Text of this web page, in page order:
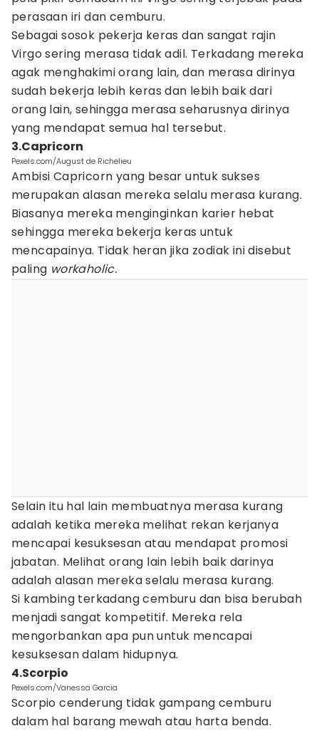
perasaan iri dan cemburu.
Sebagai sosok pekerja keras dan sangat rajin
Virgo sering merasa tidak adil. Terkadang mereka
agak menghakimi orang lain, dan merasa dirinya
sudah bekerja lebih keras dan lebih baik dari
orang lain, sehingga merasa seharusnya dirinya
yang mendapat semua hal tersebut.
3.Capricorn
Pexels.com/August de Richelieu
Ambisi Capricorn yang besar untuk sukses
merupakan alasan mereka selalu merasa kurang.
Biasanya mereka menginginkan karier hebat
sehingga mereka bekerja keras untuk
mencapainya. Tidak heran jika zodiak ini disebut
paling workaholic.
Selain itu hal lain membuatnya merasa kurang
adalah ketika mereka melihat rekan kerjanya
mencapai kesuksesan atau mendapat promosi
jabatan. Melihat orang lain lebih baik darinya
adalah alasan mereka selalu merasa kurang.
Si kambing terkadang cemburu dan bisa berubah
menjadi sangat kompetitif. Mereka rela
mengorbankan apa pun untuk mencapai
kesuksesan dalam hidupnya.
4.Scorpio
Pexels.com/Vanessa Garcia
Scorpio cenderung tidak gampang cemburu
dalam hal barang mewah atau harta benda.